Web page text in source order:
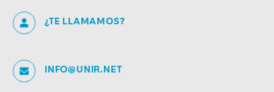
¿TE LLAMAMOS?
INFO@UNIR.NET